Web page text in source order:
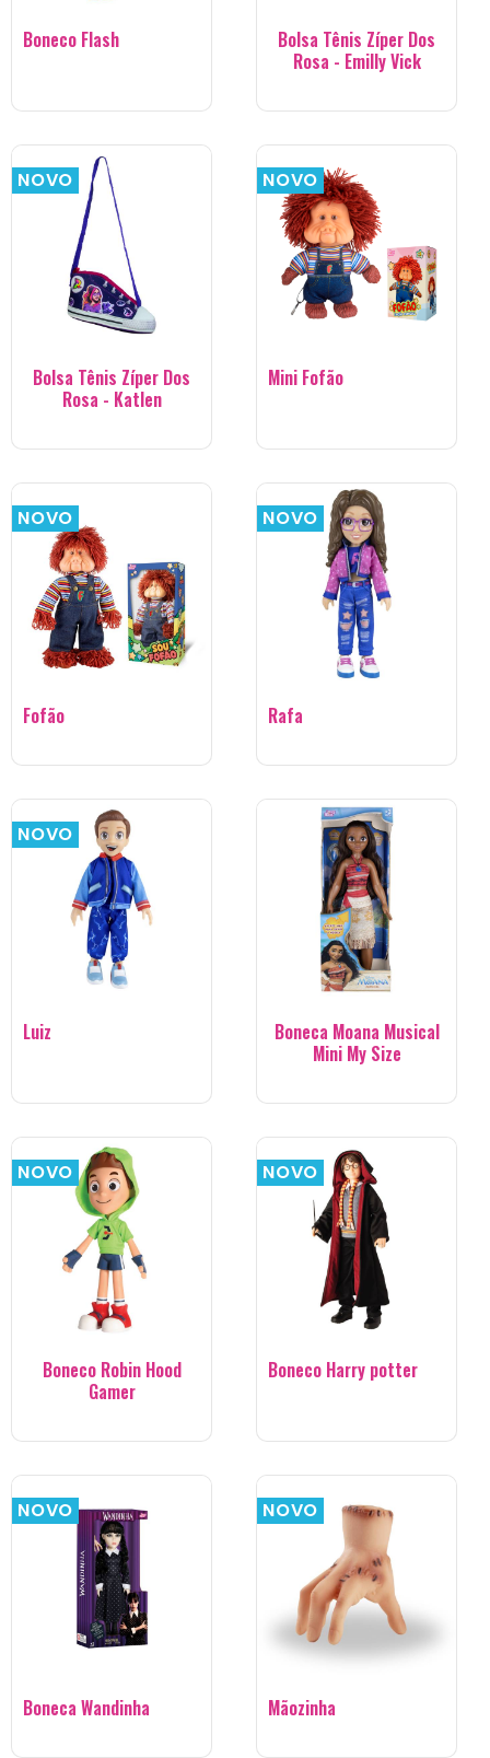
Boneco Flash
Bolsa Tênis Zíper Dos
Rosa - Emilly Vick
NOVO
Bolsa Tênis Zíper Dos
Rosa - Katlen
NOVO
Mini Fofão
NOVO
Fofão
NOVO
Rafa
NOVO
Luiz
Boneca Moana Musical
Mini My Size
NOVO
Boneco Robin Hood
Gamer
NOVO
Boneco Harry potter
NOVO
Boneca Wandinha
NOVO
Mãozinha